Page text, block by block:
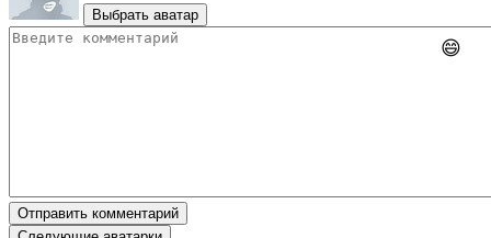
Выбрать аватар
😄
Отправить комментарий